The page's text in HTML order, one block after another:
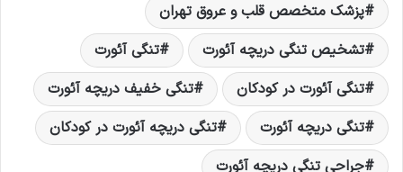
پزشک متخصص قلب و عروق تهران
تشخیص تنگی دریچه آئورت
تنگی آئورت
تنگی آئورت در کودکان
تنگی خفیف دریچه آئورت
تنگی دریچه آئورت
تنگی دریچه آئورت در کودکان
جراحی تنگی دریچه آئورت